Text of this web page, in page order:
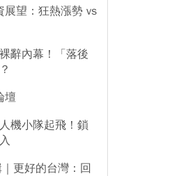
望：狂熱漲勢 vs
辭內幕！「落後
壇
機小隊起飛！鎖
更好的台灣：回